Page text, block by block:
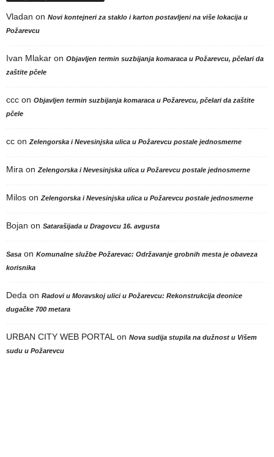
Vladan on Novi kontejneri za staklo i karton postavljeni na više lokacija u
Požarevcu
Ivan Mlakar on Objavljen termin suzbijanja komaraca u Požarevcu, pčelari da
zaštite pčele
ccc on Objavljen termin suzbijanja komaraca u Požarevcu, pčelari da zaštite
pčele
cc on Zelengorska i Nevesinjska ulica u Požarevcu postale jednosmerne
Mira on Zelengorska i Nevesinjska ulica u Požarevcu postale jednosmerne
Milos on Zelengorska i Nevesinjska ulica u Požarevcu postale jednosmerne
Bojan on Satarašijada u Dragovcu 16. avgusta
Sasa on Komunalne službe Požarevac: Održavanje grobnih mesta je obaveza
korisnika
Deda on Radovi u Moravskoj ulici u Požarevcu: Rekonstrukcija deonice
dugačke 700 metara
URBAN CITY WEB PORTAL on Nova sudija stupila na dužnost u Višem
sudu u Požarevcu